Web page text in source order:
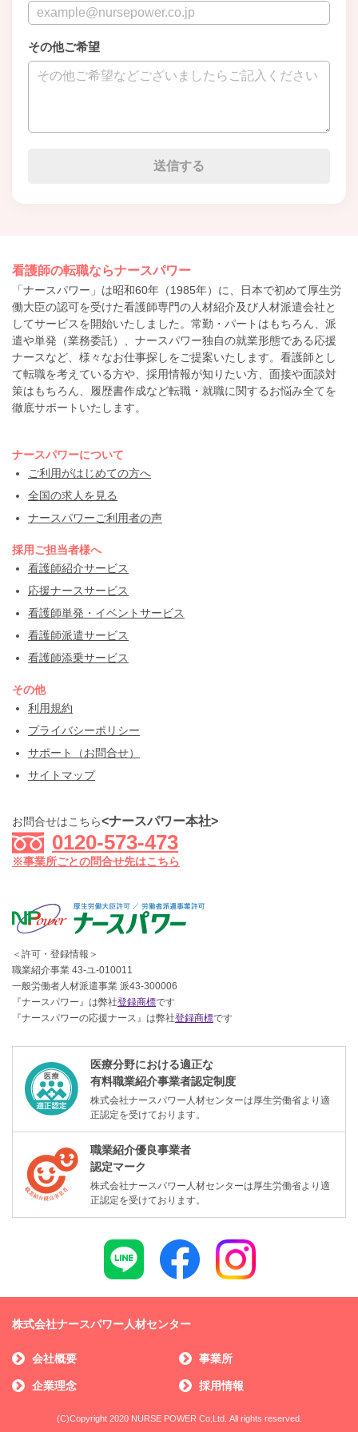
その他ご希望
看護師の転職ならナースパワー
「ナースパワー」は昭和60年（1985年）に、日本で初めて厚生労
働大臣の認可を受けた看護師専門の人材紹介及び人材派遣会社と
してサービスを開始いたしました。常勤・パートはもちろん、派
遣や単発（業務委託）、ナースパワー独自の就業形態である応援
ナースなど、様々なお仕事探しをご提案いたします。看護師とし
て転職を考えている方や、採用情報が知りたい方、面接や面談対
策はもちろん、履歴書作成など転職・就職に関するお悩み全てを
徹底サポートいたします。
ナースパワーについて
ご利用がはじめての方へ
全国の求人を見る
ナースパワーご利用者の声
採用ご担当者様へ
看護師紹介サービス
応援ナースサービス
看護師単発・イベントサービス
看護師派遣サービス
看護師添乗サービス
その他
利用規約
プライバシーポリシー
サポート（お問合せ）
サイトマップ
お問合せはこちら<ナースパワー本社>
0120-573-473
※事業所ごとの問合せ先はこちら
＜許可・登録情報＞
職業紹介事業 43-ユ-010011
一般労働者人材派遣事業 派43-300006
『ナースパワー』は弊社登録商標です
『ナースパワーの応援ナース』は弊社登録商標です
医療分野における適正な
有料職業紹介事業者認定制度
株式会社ナースパワー人材センターは厚生労働省より適
正認定を受けております。
職業紹介優良事業者
認定マーク
株式会社ナースパワー人材センターは厚生労働省より適
正認定を受けております。
株式会社ナースパワー人材センター
会社概要 事業所
企業理念 採用情報
(C)Copyright 2020 NURSE POWER Co,Ltd. All rights reserved.